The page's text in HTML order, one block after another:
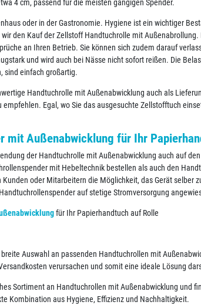
4 cm, passend für die meisten gängigen Spender.
oder in der Gastronomie. Hygiene ist ein wichtiger
den Kauf der Zellstoff Handtuchrolle mit
an Ihren Betrieb. Sie können sich zudem darauf
und wird auch bei Nässe nicht sofort reißen. Die
sind einfach großartig.
Handtuchrolle mit Außenabwicklung auch als
Egal, wo Sie das ausgesuchte Zellstofftuch
mit Außenabwicklung für Ihr
der Handtuchrolle mit Außenabwicklung auch auf
mit Hebeltechnik bestellen als auch den
Kunden oder Mitarbeitern die Möglichkeit, das Gerät selber
auf stetige Stromversorgung
für Ihr Papierhandtuch auf Rolle
Auswahl an passenden Handtuchrollen mit
verursachen und somit eine ideale Lösung
Sortiment an Handtuchrollen mit Außenabwicklung und
Kombination aus Hygiene, Effizienz und Nachhaltigkeit.